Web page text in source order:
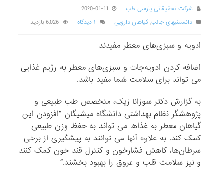
شرکت تحقیقاتی پارسی طب
2020-01-11
دانستنیهای جالب,گیاهان دارویی ۱ دیدگاه 6,026 بازدید
ادویه و سبزی‌های معطر مفیدند
اضافه ‌کردن ادویه‌جات و سبزی‌های معطر به رژیم غذایی
می‌ تواند برای سلامت شما مفید باشد.
به گزارش دکتر سوزانا زیک، متخصص طب طبیعی و
پژوهشگر نظام بهداشتی دانشگاه میشیگان “افزودن این
گیاهان معطر به غذاها می ‌تواند به حفظ وزن طبیعی
کمک ‌کند. به علاوه آنها می ‌توانند به پیشگیری از برخی
سرطان‌ها، کاهش فشارخون و کنترل قند خون کمک کنند
و نیز سلامت قلب و عروق را بهبود بخشند.”